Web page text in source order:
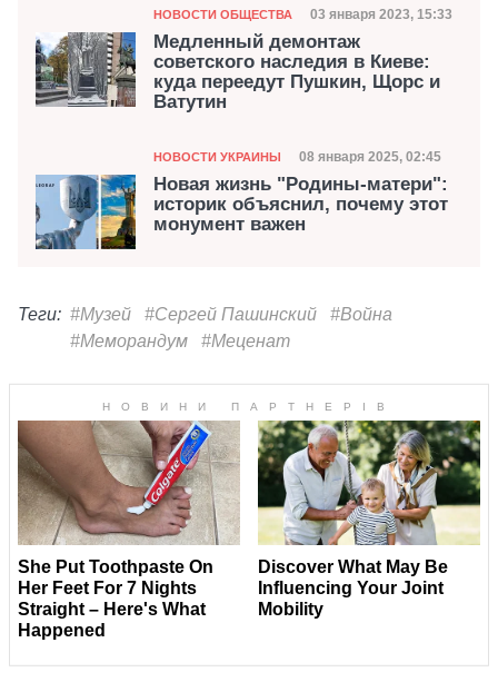
Категория
НОВОСТИ ОБЩЕСТВА Дата публикации
03 января 2023, 15:33
Медленный демонтаж
советского наследия в Киеве:
куда переедут Пушкин, Щорс и
Ватутин
Категория
НОВОСТИ УКРАИНЫ Дата публикации
08 января 2025, 02:45
Новая жизнь "Родины-матери":
историк объяснил, почему этот
монумент важен
Теги: #Музей #Сергей Пашинский
#Война
#Меморандум
#Меценат